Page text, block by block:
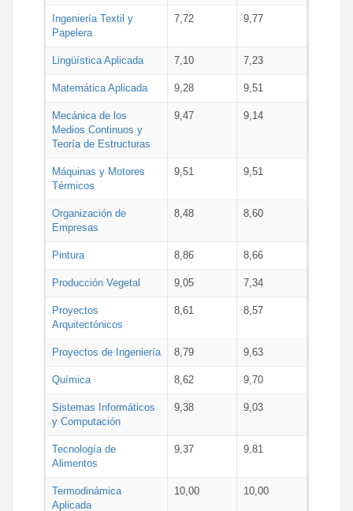
Ingeniería Textil y
Papelera
7,72 9,77
Lingüística Aplicada 7,10 7,23
Matemática Aplicada 9,28 9,51
Mecánica de los
Medios Continuos y
Teoría de Estructuras
9,47 9,14
Máquinas y Motores
Térmicos
9,51 9,51
Organización de
Empresas
8,48 8,60
Pintura 8,86 8,66
Producción Vegetal 9,05 7,34
Proyectos
Arquitectónicos
8,61 8,57
Proyectos de Ingeniería 8,79 9,63
Química 8,62 9,70
Sistemas Informáticos
y Computación
9,38 9,03
Tecnología de
Alimentos
9,37 9,81
Termodinámica
Aplicada
10,00 10,00